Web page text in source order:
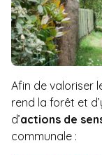
Afin de valoriser
rend la forêt et
d’actions de
communale :